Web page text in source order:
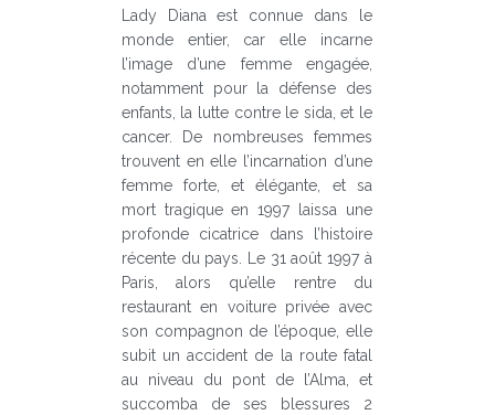
Lady Diana est connue dans le
monde entier, car elle incarne
l’image d’une femme engagée,
notamment pour la défense des
enfants, la lutte contre le sida, et le
cancer. De nombreuses femmes
trouvent en elle l’incarnation d’une
femme forte, et élégante, et sa
mort tragique en 1997 laissa une
profonde cicatrice dans l’histoire
récente du pays. Le 31 août 1997 à
Paris, alors qu’elle rentre du
restaurant en voiture privée avec
son compagnon de l’époque, elle
subit un accident de la route fatal
au niveau du pont de l’Alma, et
succomba de ses blessures 2